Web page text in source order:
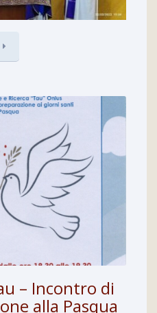
– Incontro di
alla Pasqua